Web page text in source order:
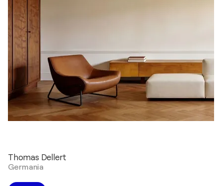
Thomas Dellert
Germania